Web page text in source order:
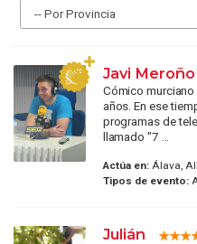
Javi Meroño
Cómico
años. En ese
programas de
llamado "7 ...
Actúa en:Álava,
Tipos de evento:
Julián